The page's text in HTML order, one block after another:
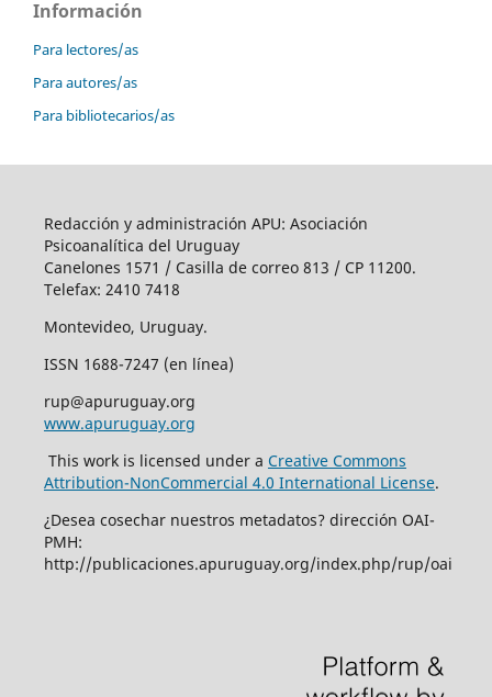
Información
Para lectores/as
Para autores/as
Para bibliotecarios/as
Redacción y administración APU: Asociación
Psicoanalítica del Uruguay
Canelones 1571 / Casilla de correo 813 / CP 11200.
Telefax: 2410 7418
Montevideo, Uruguay.
ISSN 1688-7247 (en línea)
rup@apuruguay.org
www.apuruguay.org
This work is licensed under a Creative Commons
Attribution-NonCommercial 4.0 International License.
¿Desea cosechar nuestros metadatos? dirección OAI-
PMH:
http://publicaciones.apuruguay.org/index.php/rup/oai